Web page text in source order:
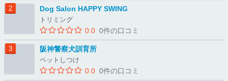
Dog Salon HAPPY SWING
トリミング
0.0 0件の口コミ
阪神警察犬訓育所
ペットしつけ
0.0 0件の口コミ